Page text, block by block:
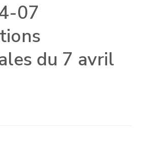
07
du 7 avril